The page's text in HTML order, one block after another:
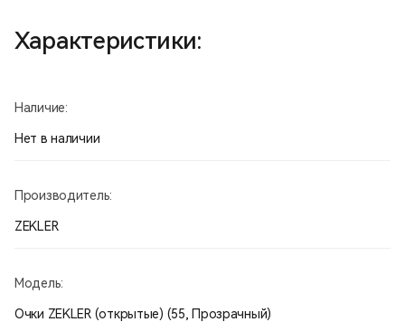
мягкого и прочного пластика.
Мягкая носовая перемычка.
Производство Швеция.
Характеристики:
Наличие:
Нет в наличии
Производитель:
ZEKLER
Модель:
Очки ZEKLER (открытые) (55, Прозрачный)